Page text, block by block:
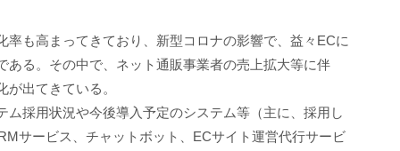
も高まってきており、新型コロナの影響で、益々ECに
ある。その中で、ネット通販事業者の売上拡大等に伴
出てきている。
ム採用状況や今後導入予定のシステム等（主に、採用し
サービス、チャットボット、ECサイト運営代行サービ